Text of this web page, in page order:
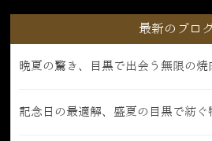
最新のブロ
晩夏の驚き、目黒で出会う無限の焼
記念日の最適解、盛夏の目黒で紡